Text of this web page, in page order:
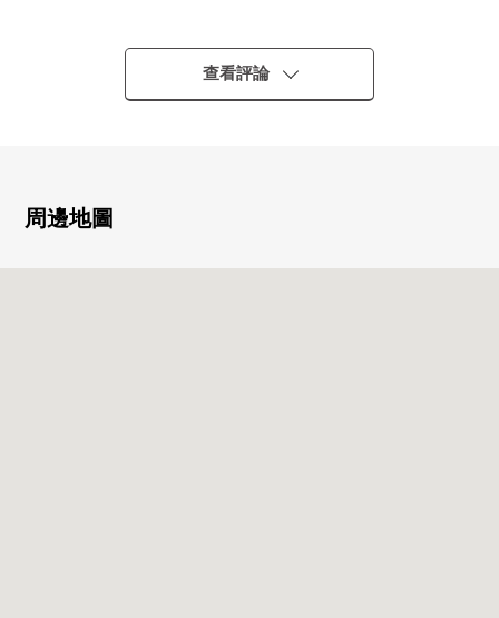
・鋼骨鋼筋混凝土構造4階建1樓部分
▼房間的特徴
查看評論
周邊地圖